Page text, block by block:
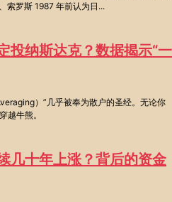
索罗斯 1987 年前认为日...
投纳斯达克？数据揭示“一
）”几乎被奉为散户的圣经。无论你
越牛熊。
几十年上涨？背后的资金